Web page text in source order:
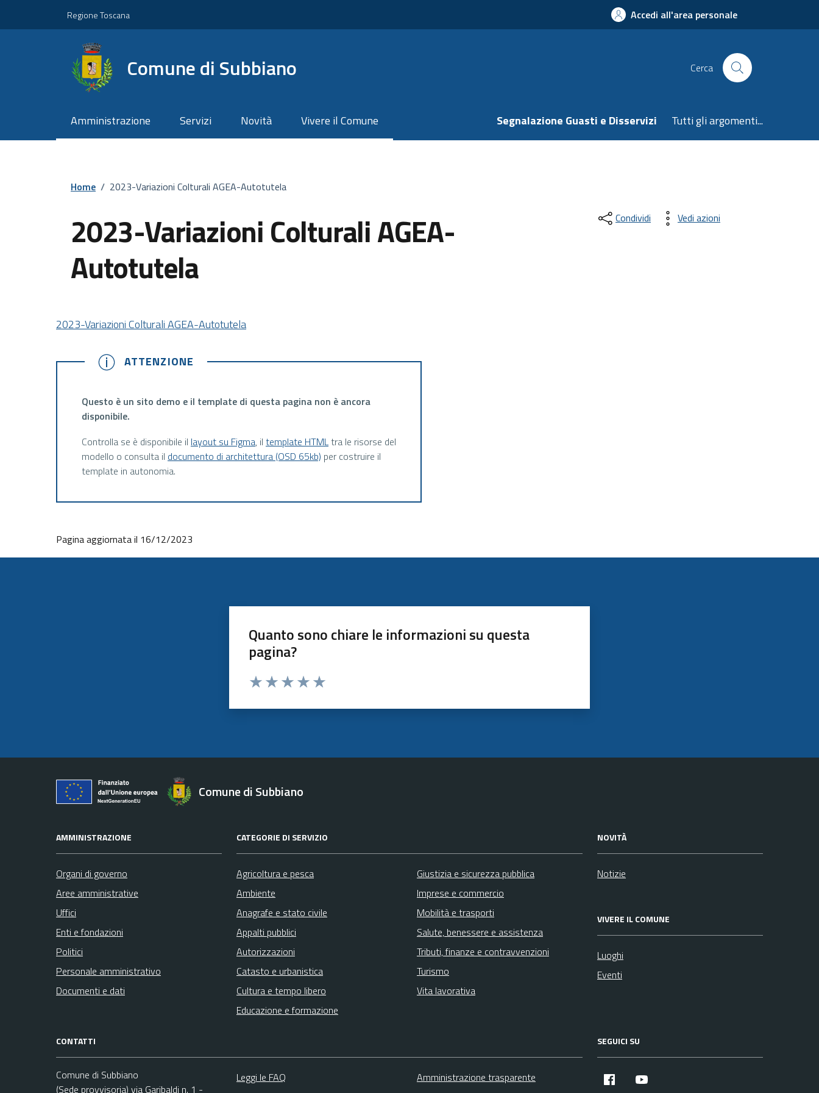
Regione Toscana Accedi all'area personale
Comune di Subbiano Cerca
Amministrazione Servizi Novità Vivere il Comune Segnalazione Guasti e Disservizi Tutti gli argomenti...
Home / 2023-Variazioni Colturali AGEA-Autotutela
2023-Variazioni Colturali AGEA-
Autotutela
Condividi Vedi azioni
2023-Variazioni Colturali AGEA-Autotutela
ATTENZIONE
ATTENZIONE
Questo è un sito demo e il template di questa pagina non è ancora
disponibile.
Controlla se è disponibile il layout su Figma, il template HTMLtra le risorse del
modello o consulta il documento di architettura (OSD 65kb) per costruire il
template in autonomia.
Pagina aggiornata il 16/12/2023
Quanto sono chiare le informazioni su questa
pagina?
Comune di Subbiano
AMMINISTRAZIONE
Organi di governo
Aree amministrative
Uffici
Enti e fondazioni
Politici
Personale amministrativo
Documenti e dati
CATEGORIE DI SERVIZIO
Agricoltura e pesca
Ambiente
Anagrafe e stato civile
Appalti pubblici
Autorizzazioni
Catasto e urbanistica
Cultura e tempo libero
Educazione e formazione
Giustizia e sicurezza pubblica
Imprese e commercio
Mobilità e trasporti
Salute, benessere e assistenza
Tributi, finanze e contravvenzioni
Turismo
Vita lavorativa
NOVITÀ
Notizie
VIVERE IL COMUNE
Luoghi
Eventi
CONTATTI
Comune di Subbiano
(Sede provvisoria) via Garibaldi n. 1 -
Leggi le FAQ
Amministrazione trasparente
SEGUICI SU
Facebook